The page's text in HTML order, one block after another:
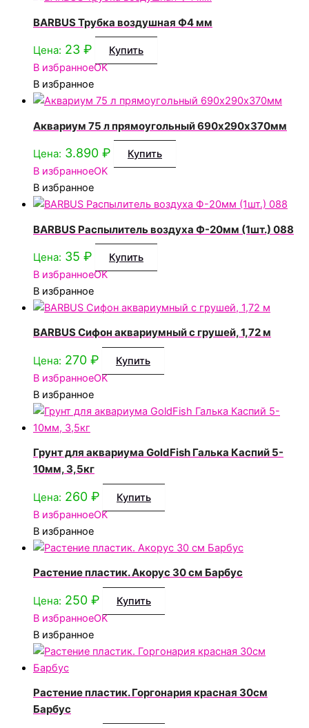
BARBUS Трубка воздушная Ф4 мм
Цена: 23 ₽
Купить
В избранноеOK
В избранное
Аквариум 75 л прямоугольный 690х290х370мм
Цена: 3.890 ₽
Купить
В избранноеOK
В избранное
BARBUS Распылитель воздуха Ф-20мм (1шт.) 088
Цена: 35 ₽
Купить
В избранноеOK
В избранное
BARBUS Сифон аквариумный с грушей, 1,72 м
Цена: 270 ₽
Купить
В избранноеOK
В избранное
Грунт для аквариума GoldFish Галька Каспий 5-
10мм, 3,5кг
Цена: 260 ₽
Купить
В избранноеOK
В избранное
Растение пластик. Акорус 30 см Барбус
Цена: 250 ₽
Купить
В избранноеOK
В избранное
Растение пластик. Горгонария красная 30см
Барбус